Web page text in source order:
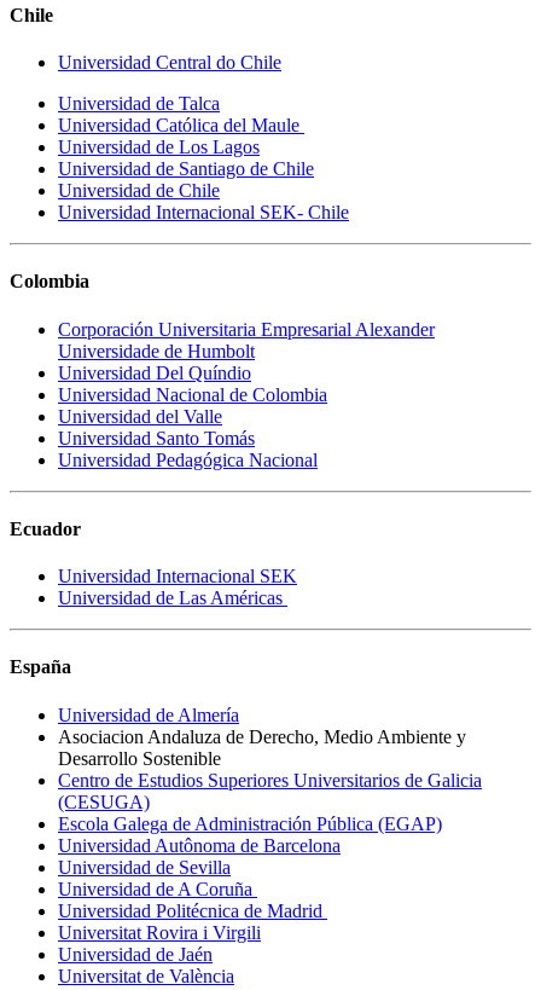
Chile
Universidad Central do Chile
Universidad de Talca
Universidad Católica del Maule
Universidad de Los Lagos
Universidad de Santiago de Chile
Universidad de Chile
Universidad Internacional SEK- Chile
Colombia
Corporación Universitaria Empresarial Alexander
Universidade de Humbolt
Universidad Del Quíndio
Universidad Nacional de Colombia
Universidad del Valle
Universidad Santo Tomás
Universidad Pedagógica Nacional
Ecuador
Universidad Internacional SEK
Universidad de Las Américas
España
Universidad de Almería
Asociacion Andaluza de Derecho, Medio Ambiente y
Desarrollo Sostenible
Centro de Estudios Superiores Universitarios de Galicia
(CESUGA)
Escola Galega de Administración Pública (EGAP)
Universidad Autônoma de Barcelona
Universidad de Sevilla
Universidad de A Coruña
Universidad Politécnica de Madrid
Universitat Rovira i Virgili
Universidad de Jaén
Universitat de València